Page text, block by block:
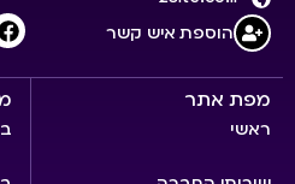
מפת אתר
ראשי
הוספת איש קשר